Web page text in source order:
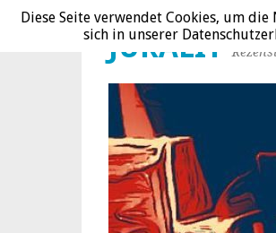
JURALIT
Diese Seite verwendet Cookies, um
sich in unserer